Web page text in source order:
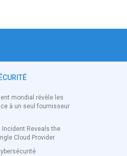
mondial révèle les
à un seul fournisseur
Incident Reveals the
Cloud Provider